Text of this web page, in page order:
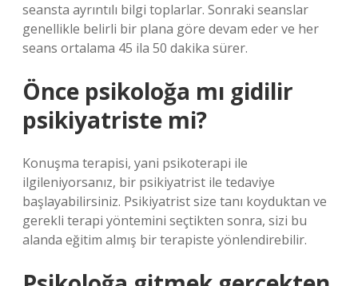
seansta ayrıntılı bilgi toplarlar. Sonraki seanslar
genellikle belirli bir plana göre devam eder ve her
seans ortalama 45 ila 50 dakika sürer.
Önce psikoloğa mı gidilir
psikiyatriste mi?
Konuşma terapisi, yani psikoterapi ile
ilgileniyorsanız, bir psikiyatrist ile tedaviye
başlayabilirsiniz. Psikiyatrist size tanı koyduktan ve
gerekli terapi yöntemini seçtikten sonra, sizi bu
alanda eğitim almış bir terapiste yönlendirebilir.